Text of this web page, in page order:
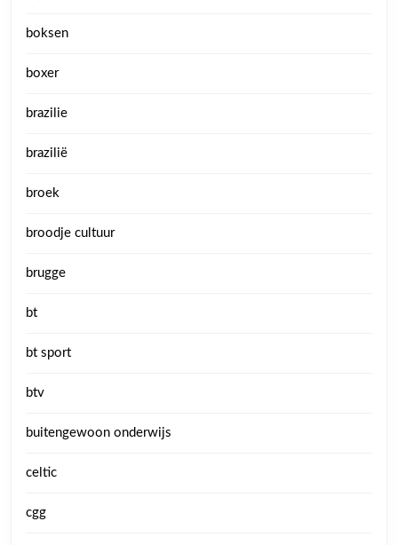
boksen
boxer
brazilie
brazilië
broek
broodje cultuur
brugge
bt
bt sport
btv
buitengewoon onderwijs
celtic
cgg